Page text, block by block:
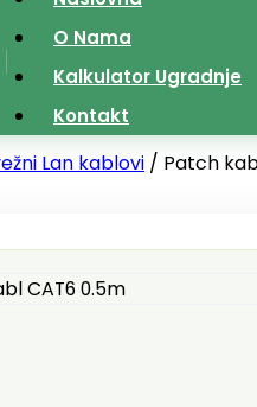
O Nama
Kalkulator Ugradnje
Kontakt
Lan kablovi / Patch